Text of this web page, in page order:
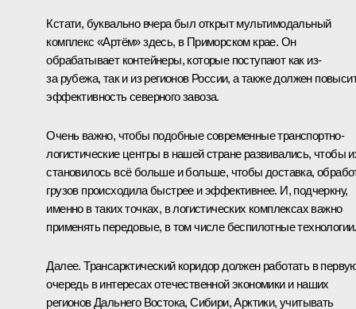
Кстати, буквально вчера был открыт мультимодальный
комплекс «Артём» здесь, в Приморском крае. Он
обрабатывает контейнеры, которые поступают как из-
за рубежа, так и из регионов России, а также должен
эффективность северного завоза.
Очень важно, чтобы подобные современные транспортно-
логистические центры в нашей стране развивались, чтобы
становилось всё больше и больше, чтобы доставка,
грузов происходила быстрее и эффективнее. И, подчеркну,
именно в таких точках, в логистических комплексах важно
применять передовые, в том числе беспилотные технологии.
Далее. Трансарктический коридор должен работать в
очередь в интересах отечественной экономики и наших
регионов Дальнего Востока, Сибири, Арктики, учитывать